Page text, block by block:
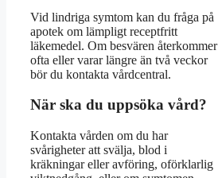
Vid lindriga symtom kan du fråga på
apotek om lämpligt receptfritt
läkemedel. Om besvären återkommer
ofta eller varar längre än två veckor
bör du kontakta vårdcentral.
När ska du uppsöka vård?
Kontakta vården om du har
svårigheter att svälja, blod i
kräkningar eller avföring, oförklarlig